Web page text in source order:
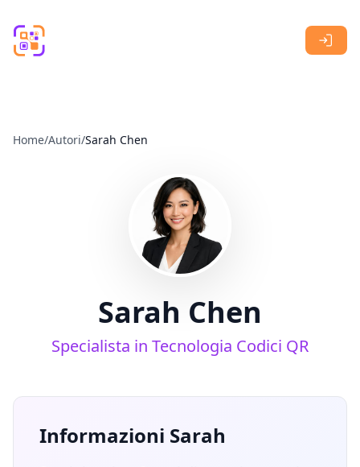
Home/Autori/Sarah Chen
Sarah Chen
Specialista in Tecnologia Codici QR
Informazioni Sarah